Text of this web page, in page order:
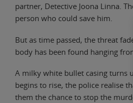
partner, Detective Joona Linna.
person who could save him.
But as time passed, the threat
body has been found hanging
A milky white bullet casing turns
begins to rise, the police realise
them the chance to stop the